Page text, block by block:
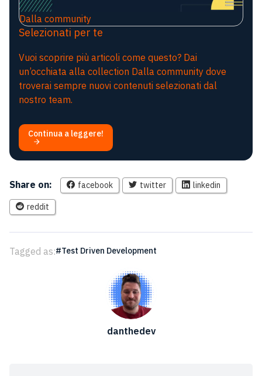
Dalla community
Selezionati per te
Vuoi scoprire più articoli come questo? Dai
un’occhiata alla collection Dalla community dove
troverai sempre nuovi contenuti selezionati dal
nostro team.
Continua a leggere!
Share on: facebook twitter linkedin
reddit
Tagged as: Test Driven Development
danthedev